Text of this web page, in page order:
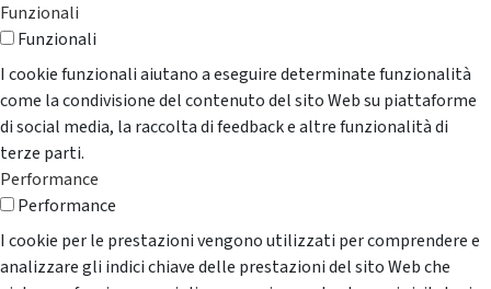
Funzionali
Funzionali
I cookie funzionali aiutano a eseguire determinate funzionalità
come la condivisione del contenuto del sito Web su piattaforme
di social media, la raccolta di feedback e altre funzionalità di
terze parti.
Performance
Performance
I cookie per le prestazioni vengono utilizzati per comprendere e
analizzare gli indici chiave delle prestazioni del sito Web che